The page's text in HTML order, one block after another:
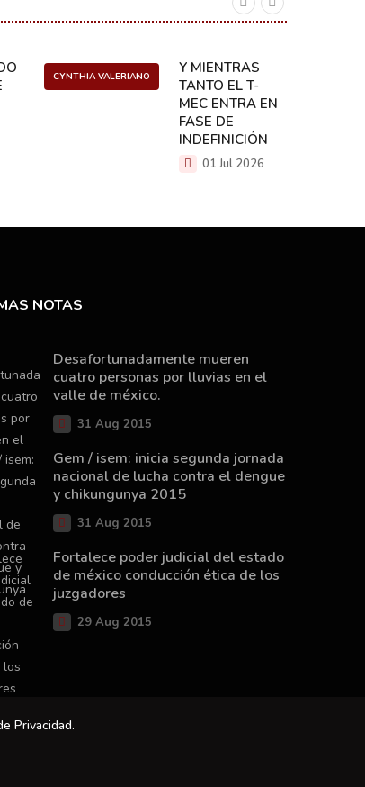
CYNTHIA VALERIANO
Y MIENTRAS
TANTO EL T-
MEC ENTRA EN
FASE DE
INDEFINICIÓN
01 Jul 2026
NOTAS
Desafortunadamente mueren
cuatro personas por lluvias en el
valle de méxico.
31 Aug 2015
Gem / isem: inicia segunda jornada
nacional de lucha contra el dengue
y chikungunya 2015
31 Aug 2015
Fortalece poder judicial del estado
de méxico conducción ética de los
juzgadores
29 Aug 2015
Privacidad.